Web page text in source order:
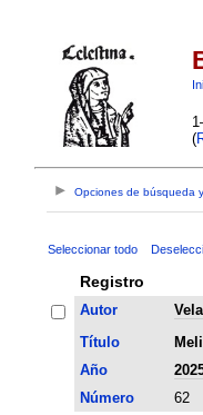
(
Opciones de búsqueda
Seleccionar todo
Registro
Autor
Título
Año
Número
62